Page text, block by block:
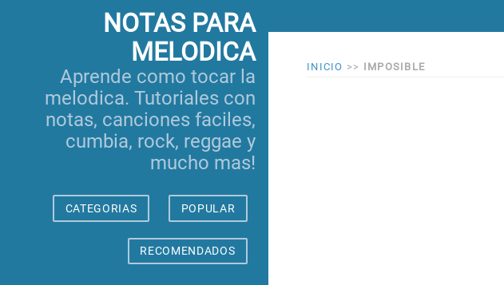
NOTAS PARA
MELODICA
Aprende como tocar la
melodica. Tutoriales con
notas, canciones faciles,
cumbia, rock, reggae y
mucho mas!
CATEGORIAS POPULAR
RECOMENDADOS
INICIO >> IMPOSIBLE